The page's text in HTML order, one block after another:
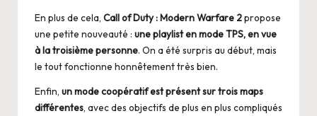
En plus de cela, Call of Duty : Modern Warfare 2propose
une petite nouveauté : une playlist en mode TPS, en vue
à la troisième personne. On a été surpris au début, mais
le tout fonctionne honnêtement très bien.
Enfin, un mode coopératif est présent sur trois maps
différentes, avec des objectifs de plus en plus compliqués